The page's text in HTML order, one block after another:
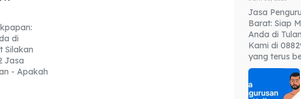
Explore our destinations
Explore our destinations
di
Silakan
- Apakah
Jasa
Barat: Siap
Anda di
Kami di
yang terus